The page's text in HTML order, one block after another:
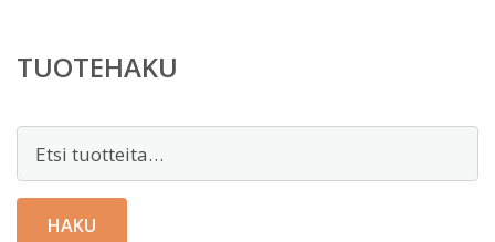
TUOTEHAKU
HAKU